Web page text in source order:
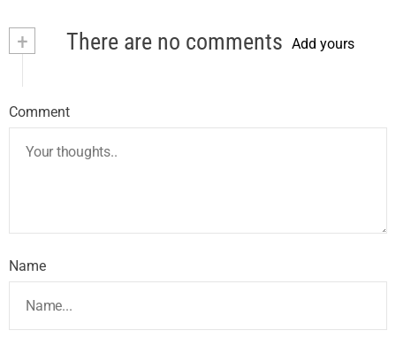
+ There are no comments Add yours
Comment
Name